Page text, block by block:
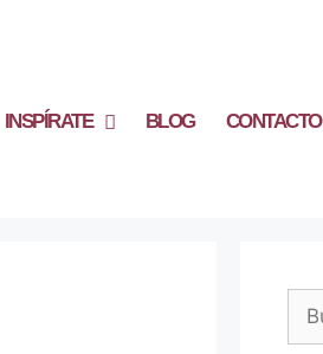
INSPÍRATE BLOG CONTACTO